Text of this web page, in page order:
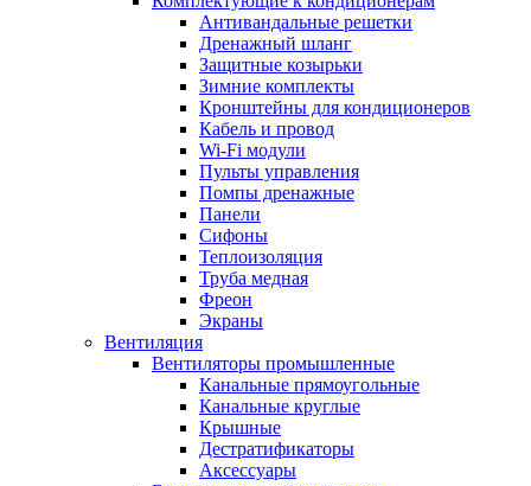
Антивандальные решетки
Дренажный шланг
Защитные козырьки
Зимние комплекты
Кронштейны для кондиционеров
Кабель и провод
Wi-Fi модули
Пульты управления
Помпы дренажные
Панели
Сифоны
Теплоизоляция
Труба медная
Фреон
Экраны
Вентиляция
Вентиляторы промышленные
Канальные прямоугольные
Канальные круглые
Крышные
Дестратификаторы
Аксессуары